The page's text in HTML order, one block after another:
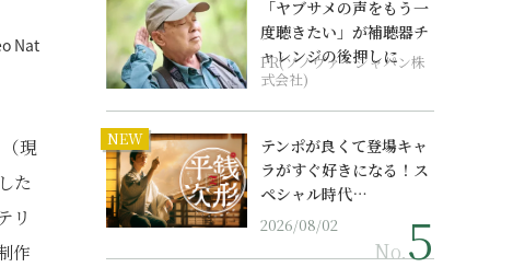
Nat
現
た
リ
作
「ヤブサメの声をもう一
度聴きたい」が補聴器チ
ャレンジの後押しに
PR(ソノヴァ・ジャパン株
式会社)
NEW
テンポが良くて登場キャ
ラがすぐ好きになる！ス
ペシャル時代…
2026/08/02
No.